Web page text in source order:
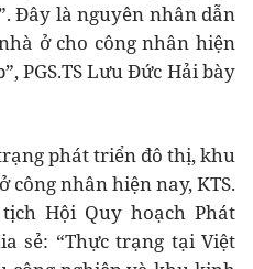
Đây là nguyên nhân dẫn
ở cho công nhân hiện
PGS.TS Lưu Đức Hải bày
phát triển đô thị, khu
công nhân hiện nay, KTS.
Hội Quy hoạch Phát
sẻ: “Thực trạng tại Việt